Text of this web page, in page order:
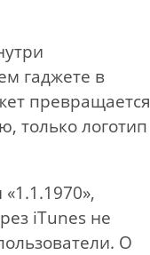
гаджете в
превращается
только логотип
iTunes не
О